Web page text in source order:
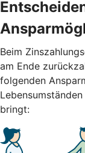
Beim
am Ende
folgenden
bringt: